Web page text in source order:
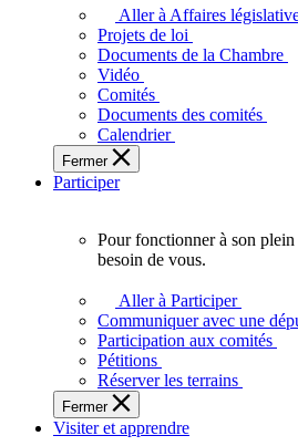
adopte
touchent
des
Ontariennes
et
Aller à Affaires
Projets de loi
Documents de la Chambre
Vidéo
Comités
Documents des comités
Calendrier
Fermer
Participer
plein
potentiel,
l'Assemblée
a
besoin
de
Pour fonctionner à son
besoin de vous.
Aller à Participer
Communiquer avec une
Participation aux comités
Pétitions
Réserver les terrains
Fermer
Visiter et apprendre